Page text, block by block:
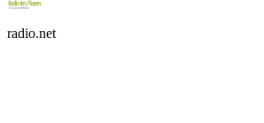
radio.net